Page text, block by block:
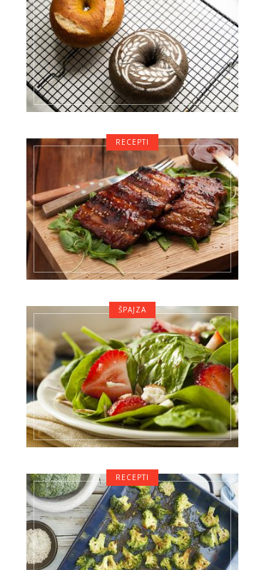
RECEPTI
ŠPAJZA
RECEPTI